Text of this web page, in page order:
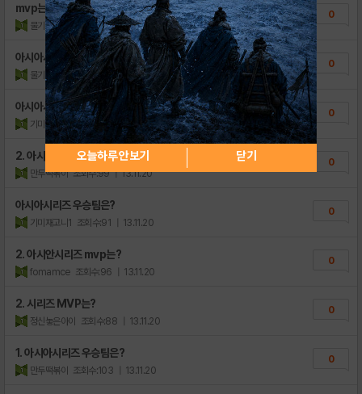
mvp는
물기야이범지 조회수:83 | 13.11.20
0
아시아시리즈우승팀은?
물기야이범지 조회수:94 | 13.11.20
0
아시아시리즈 mvp는?
기미재고니1 조회수:92 | 13.11.20
0
2. 아시아시리즈 MVP는?
만두떡볶이 조회수:99 | 13.11.20
0
아시아시리즈 우승팀은?
기미재고니1 조회수:91 | 13.11.20
0
2. 아시안시리즈 mvp는?
fomamce 조회수:96 | 13.11.20
0
2. 시리즈 MVP는?
정신놓은아이 조회수:88 | 13.11.20
0
1. 아시아시리즈 우승팀은?
만두떡볶이 조회수:103 | 13.11.20
0
오늘하루 안보기 닫기